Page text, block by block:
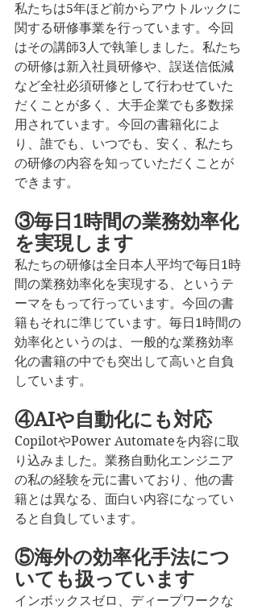
私たちは5年ほど前からアウトルックに
関する研修事業を行っています。今回
はその講師3人で執筆しました。私たち
の研修は新入社員研修や、誤送信低減
など全社必須研修として行わせていた
だくことが多く、大手企業でも多数採
用されています。今回の書籍化によ
り、誰でも、いつでも、安く、私たち
の研修の内容を知っていただくことが
できます。
③毎日1時間の業務効率化
を実現します
私たちの研修は全日本人平均で毎日1時
間の業務効率化を実現する、というテ
ーマをもって行っています。今回の書
籍もそれに準じています。毎日1時間の
効率化というのは、一般的な業務効率
化の書籍の中でも突出して高いと自負
しています。
④AIや自動化にも対応
CopilotやPower Automateを内容に取
り込みました。業務自動化エンジニア
の私の経験を元に書いており、他の書
籍とは異なる、面白い内容になってい
ると自負しています。
⑤海外の効率化手法につ
いても扱っています
インボックスゼロ、ディープワークな